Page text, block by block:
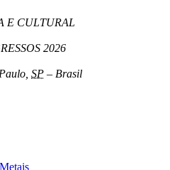
E CULTURAL
2026
SP – Brasil